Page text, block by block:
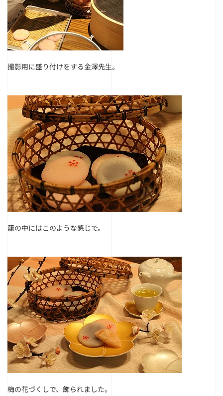
撮影用に盛り付けをする金澤先生。
籠の中にはこのような感じで。
梅の花づくしで、飾られました。